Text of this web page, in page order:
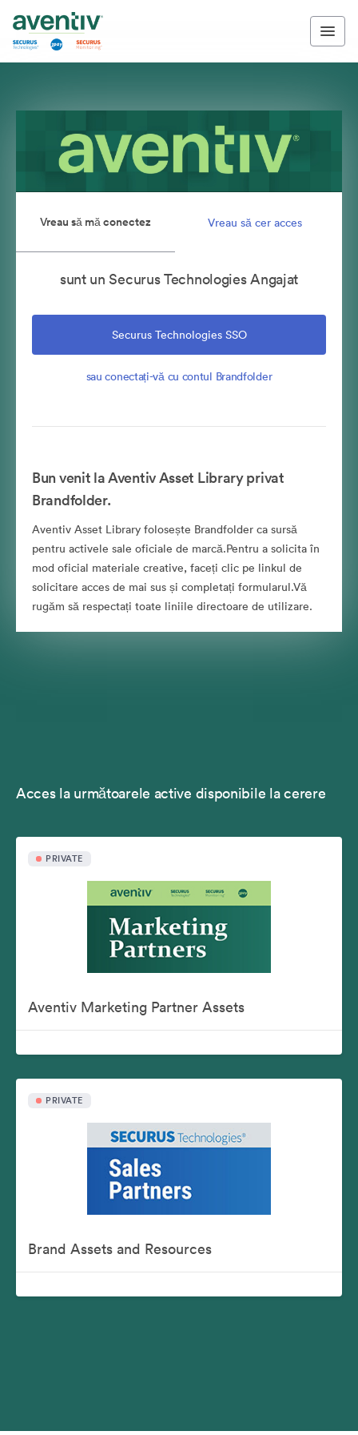
Vreau să mă conectez Vreau să cer acces
sunt un Securus Technologies Angajat
Securus Technologies SSO
sau conectați-vă cu contul Brandfolder
Bun venit la Aventiv Asset Library privat
Brandfolder.
Aventiv Asset Library folosește Brandfolder ca sursă
pentru activele sale oficiale de marcă.Pentru a solicita în
mod oficial materiale creative, faceți clic pe linkul de
solicitare acces de mai sus și completați formularul.Vă
rugăm să respectați toate liniile directoare de utilizare.
Acces la următoarele active disponibile la cerere
PRIVATE
Aventiv Marketing Partner Assets
PRIVATE
Brand Assets and Resources